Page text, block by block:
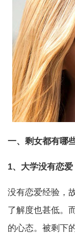
一、剩女都有哪
1、大学没有恋爱
没有恋爱经验，
了解度也甚低。
的心态。被剩下